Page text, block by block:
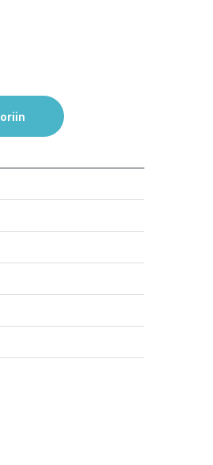
mAh 1,2V quantity